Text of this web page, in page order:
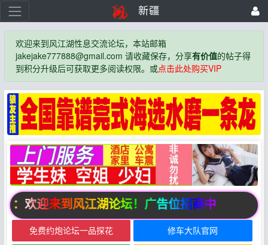
新疆
欢迎来到风江湖性息交流论坛，本站邮箱
jakejake777888@gmail.com 请收藏保存，分享有价值的帖子得
到积分升级后可获取更多阅读权限。或点击此处购买VIP
欢迎来到风江湖论坛！广告位招商中
免费约炮论坛一品探花 修车大队官网